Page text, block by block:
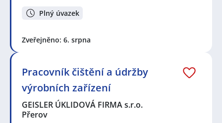
Plný úvazek
Zveřejněno: 6. srpna
Pracovník čištění a údržby
výrobních zařízení
GEISLER ÚKLIDOVÁ FIRMA s.r.o.
Přerov